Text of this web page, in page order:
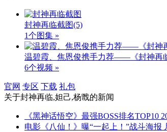
封神再临截图(5)
1个图集 »
温碧霞、焦恩俊携手力荐——《封神再
6个视频 »
官网 专区 下载 礼包
关于封神再临,妲己,杨戬的新闻
《黑神话悟空》最强BOSS排名TOP10
电影《八仙！》曝“一起上！”战斗海报